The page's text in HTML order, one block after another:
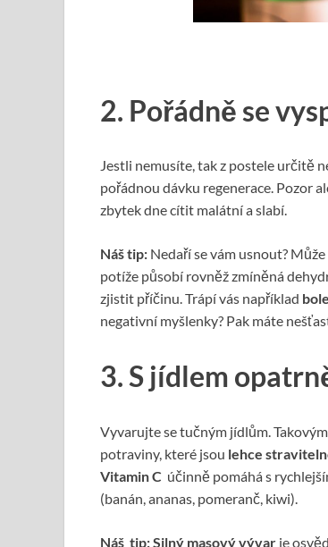
2. Pořádně se
Jestli nemusíte, tak z postele určitě
pořádnou dávku regenerace. Pozor
zbytek dne cítit malátní a slabí.
Náš tip: Nedaří se vám usnout?
potíže působí rovněž zmíněná
zjistit příčinu. Trápí vás například
negativní myšlenky? Pak máte
3. S jídlem
Vyvarujte se tučným jídlům.
potraviny, které jsou lehce
Vitamin C účinně pomáhá s
(banán, ananas, pomeranč, kiwi).
Náš tip:Silný masový vývar je